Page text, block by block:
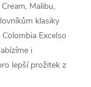
Malibu,
klasiky
Excelso
i
lepší prožitek z